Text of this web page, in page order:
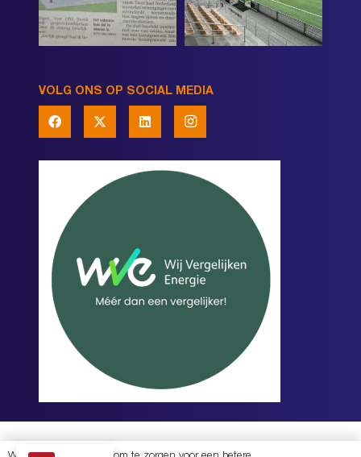
VOLG ONS OP SOCIAL MEDIA
PRIVACYVERKLARING| REALISATIE EN BOUWMOREKOP COMMUNICATIE